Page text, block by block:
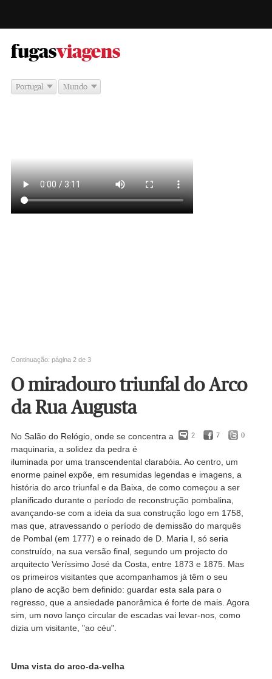
fugas -
viagens
Portugal Mundo
Continuação: página 2 de 3
O miradouro triunfal do Arco
da Rua Augusta
2 7 0
No Salão do Relógio, onde se concentra a
maquinaria, a solidez da pedra é
iluminada por uma transcendental clarabóia. Ao centro, um
enorme painel expõe, em resumidas legendas e imagens, a
história do arco triunfal e da Baixa, de como começou a ser
planificado durante o período de reconstrução pombalina,
avançando-se com a ideia da sua construção logo em 1758,
mas que, atravessando o período de demissão do marquês
de Pombal (em 1777) e o reinado de D. Maria I, só seria
construído, na sua versão final, segundo um projecto do
arquitecto Veríssimo José da Costa, entre 1873 e 1875. Mas
os primeiros visitantes que acompanhamos já têm o seu
plano de acção bem definido: guardar esta sala para o
regresso, que a ansiedade panorâmica é forte de mais. Agora
sim, um novo lanço circular de escadas vai levar-nos, como
dizia um visitante, "ao céu".
Uma vista do arco-da-velha